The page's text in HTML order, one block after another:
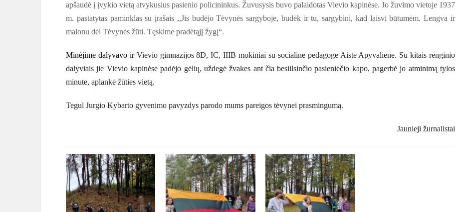
apšaudė į įvykio vietą atvykusius pasienio policininkus. Žuvusysis buvo palaidotas Vievio kapinėse. Jo žuvimo vietoje 1937
m. pastatytas paminklas su įrašais ,,Jis budėjo Tėvynės sargyboje, budėk ir tu, sargybini, kad laisvi būtumėm. Lengva ir
malonu dėl Tėvynės žūti. Tęskime pradėtąjį žygį“.
Minėjime dalyvavo ir Vievio gimnazijos 8D, IC, IIIB mokiniai su socialine pedagoge Aiste Apyvaliene. Su kitais renginio
dalyviais jie Vievio kapinėse padėjo gėlių, uždegė žvakes ant čia besiilsinčio pasieniečio kapo, pagerbė jo atminimą tylos
minute, aplankė žūties vietą.
Tegul Jurgio Kybarto gyvenimo pavyzdys parodo mums pareigos tėvynei prasmingumą.
Jaunieji žurnalistai